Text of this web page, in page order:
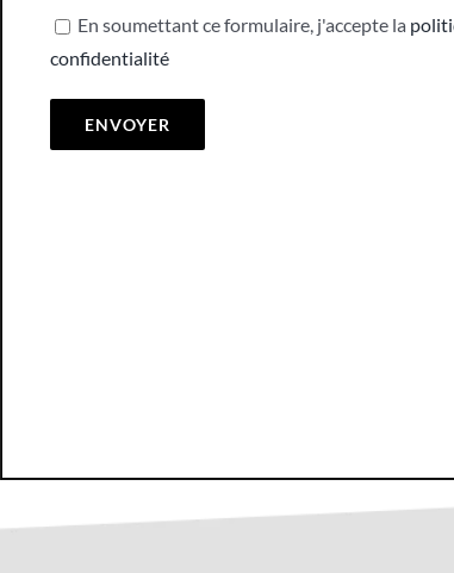
En soumettant ce formulaire, j'accepte la
confidentialité